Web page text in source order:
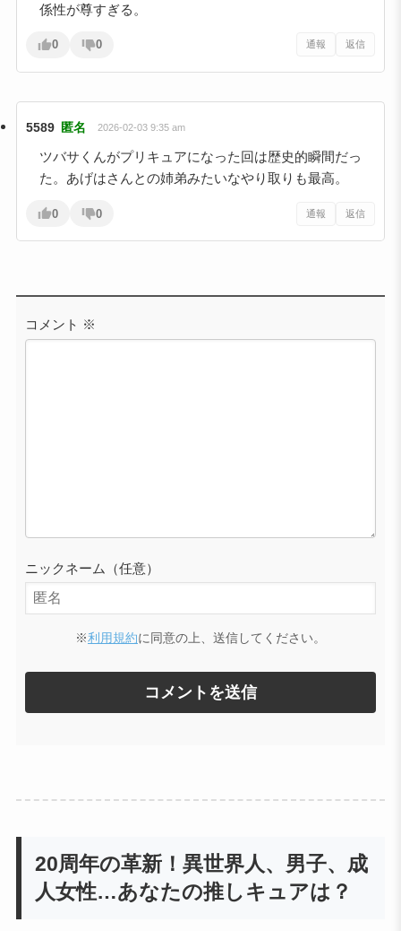
係性が尊すぎる。
0 0 通報 返信
5589 匿名 2026-02-03 9:35 am
ツバサくんがプリキュアになった回は歴史的瞬間だっ
た。あげはさんとの姉弟みたいなやり取りも最高。
0 0 通報 返信
コメント ※
ニックネーム（任意）
※利用規約に同意の上、送信してください。
20周年の革新！異世界人、男子、成
人女性…あなたの推しキュアは？